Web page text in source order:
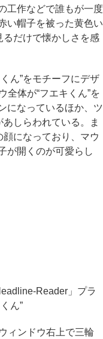
工作などで誰もが一度
い帽子を被った黄色い
るだけで懐かしさを感
ん”をモチーフにデザ
全体が“フエキくん”を
になっているほか、ツ
あしらわれている。ま
顔になっており、マウ
が開くのが可愛らし
Reader」プラ
ん”
ィンドウ右上で三輪